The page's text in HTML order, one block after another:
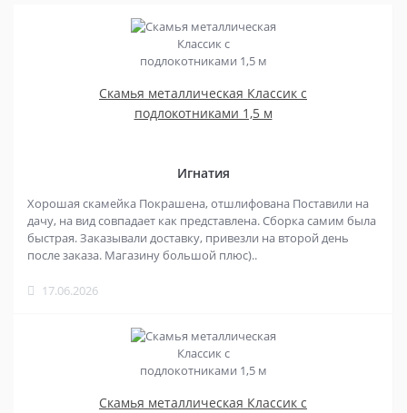
Скамья металлическая Классик с
подлокотниками 1,5 м
Игнатия
Хорошая скамейка Покрашена, отшлифована Поставили на
дачу, на вид совпадает как представлена. Сборка самим была
быстрая. Заказывали доставку, привезли на второй день
после заказа. Магазину большой плюс)..
17.06.2026
Скамья металлическая Классик с